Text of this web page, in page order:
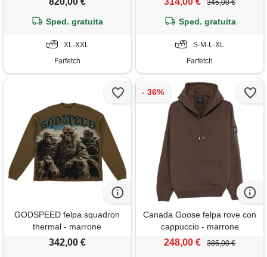
Sped. gratuita
XL-XXL
Farfetch
345,00 €
Sped. gratuita
S-M-L-XL
Farfetch
GODSPEED felpa squadron
thermal - marrone
342,00 €
Canada Goose felpa rove con
cappuccio - marrone
248,00 € 385,00 €